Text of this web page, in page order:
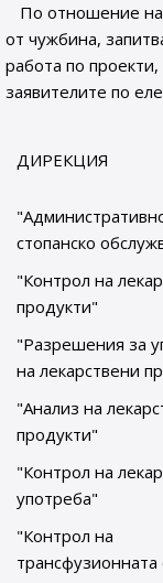
По отношение на
от чужбина,
работа по
заявителите по
ДИРЕКЦИЯ
стопанско
"Контрол на
продукти"
"Разрешения за
на лекарствени
"Анализ на
продукти"
"Контрол на
употреба"
"Контрол на
трансфузионната